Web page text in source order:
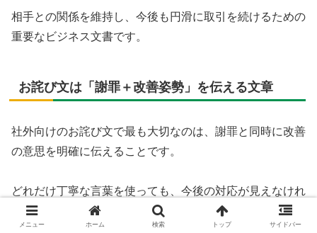
相手との関係を維持し、今後も円滑に取引を続けるための
重要なビジネス文書です。
お詫び文は「謝罪＋改善姿勢」を伝える文章
社外向けのお詫び文で最も大切なのは、謝罪と同時に改善
の意思を明確に伝えることです。
どれだけ丁寧な言葉を使っても、今後の対応が見えなけれ
ば信頼回復にはつながりません。
メニュー ホーム 検索 トップ サイドバー